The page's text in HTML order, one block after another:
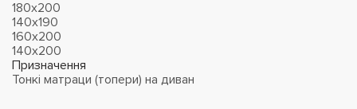
180х200
140х190
160х200
140х200
Призначення
Тонкі матраци (топери) на диван